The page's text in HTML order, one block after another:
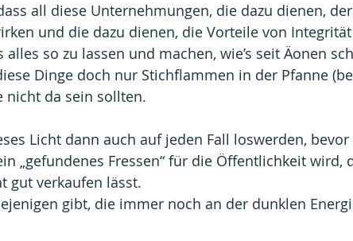
all diese Unternehmungen, die dazu dienen, der
und die dazu dienen, die Vorteile von
so zu lassen und machen, wie’s seit Äonen
Dinge doch nur Stichflammen in der Pfanne
nicht da sein sollten.
Licht dann auch auf jeden Fall loswerden, bevor
„gefundenes Fressen“ für die Öffentlichkeit wird,
gut verkaufen lässt.
gibt, die immer noch an der dunklen